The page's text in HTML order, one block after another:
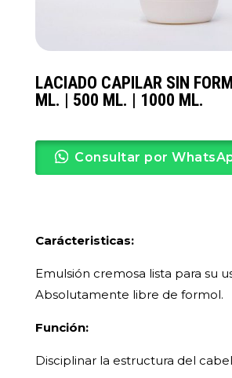
LACIADO CAPILAR SIN
ML. | 500 ML. | 1000 ML.
Consultar por
Carácteristicas:
Emulsión cremosa lista para su
Absolutamente libre de formol.
Función:
Disciplinar la estructura del